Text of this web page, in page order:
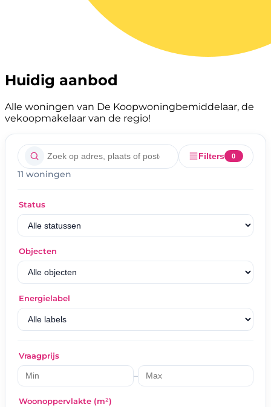
Huidig aanbod
Alle woningen van De Koopwoningbemiddelaar, de
vekoopmakelaar van de regio!
Filters 0
11 woningen
Status
Objecten
Energielabel
Vraagprijs
–
Woonoppervlakte (m²)